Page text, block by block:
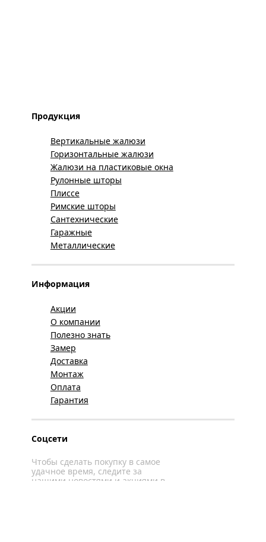
Продукция
Вертикальные жалюзи
Горизонтальные жалюзи
Жалюзи на пластиковые окна
Рулонные шторы
Плиссе
Римские шторы
Сантехнические
Гаражные
Металлические
Информация
Акции
О компании
Полезно знать
Замер
Доставка
Монтаж
Оплата
Гарантия
Соцсети
Чтобы сделать покупку в самое
удачное время, следите за
нашими новостями и акциями в